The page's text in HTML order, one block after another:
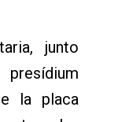
junto
la placa